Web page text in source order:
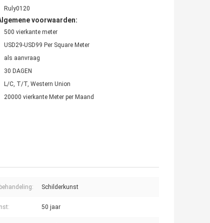
Ruly0120
voorwaarden:
500 vierkante meter
USD29-USD99 Per Square Meter
als aanvraag
30 DAGEN
L/C, T/T, Western Union
20000 vierkante Meter per Maand
Schilderkunst
50 jaar